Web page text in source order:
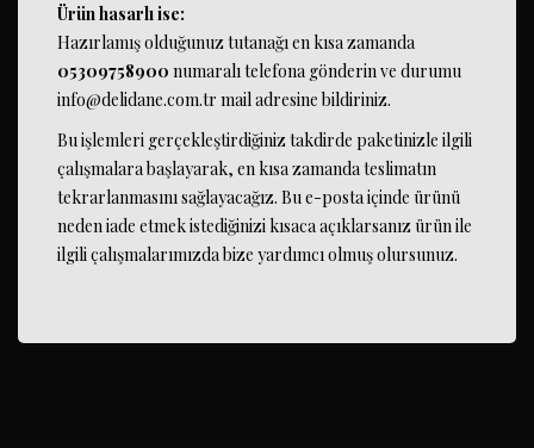
Ürün hasarlı ise:
Hazırlamış olduğunuz tutanağı en kısa zamanda
05309758900 numaralı telefona gönderin ve durumu
info@delidane.com.tr mail adresine bildiriniz.
Bu işlemleri gerçekleştirdiğiniz takdirde paketinizle ilgili
çalışmalara başlayarak, en kısa zamanda teslimatın
tekrarlanmasını sağlayacağız. Bu e-posta içinde ürünü
neden iade etmek istediğinizi kısaca açıklarsanız ürün ile
ilgili çalışmalarımızda bize yardımcı olmuş olursunuz.